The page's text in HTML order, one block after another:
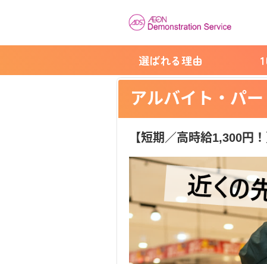
選ばれる理由
アルバイト・パー
【短期／高時給1,300円